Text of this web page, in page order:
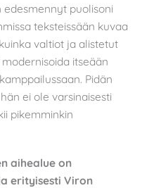
edesmennyt puolisoni
teksteissään kuvaa
valtiot ja alistetut
itseään
Pidän
hän ei ole varsinaisesti
pikemminkin
aihealue on
erityisesti Viron